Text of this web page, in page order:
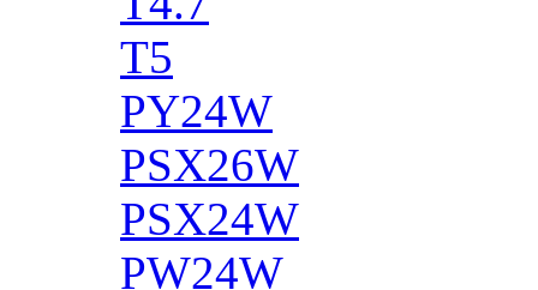
T5
PY24W
PSX26W
PSX24W
PW24W